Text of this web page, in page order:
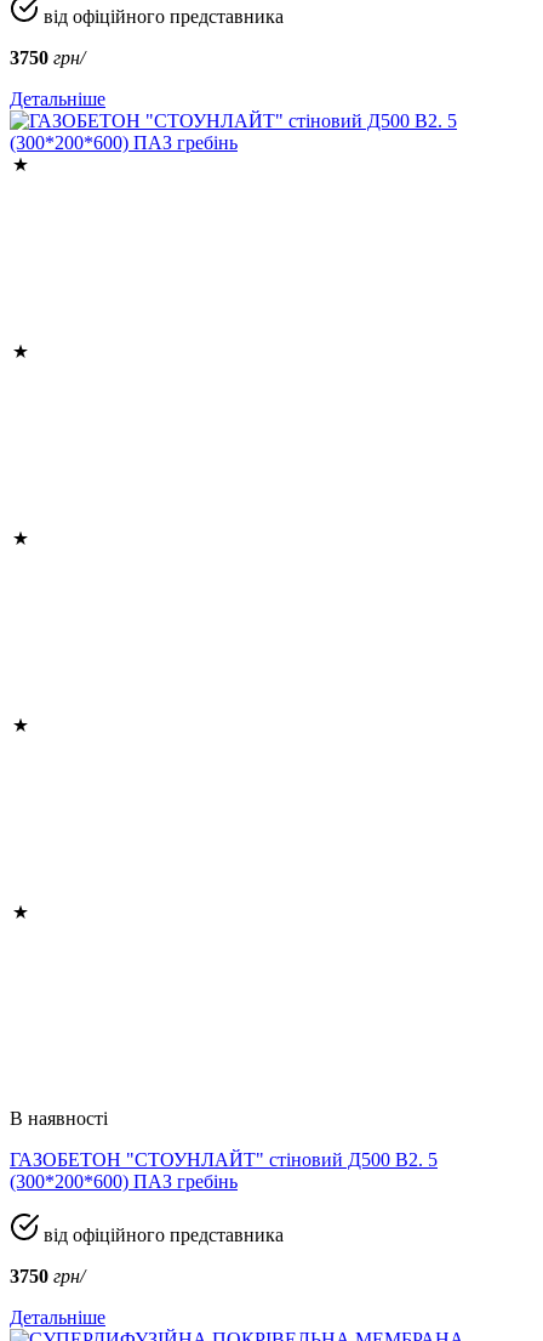
від офіційного представника
3750 грн/
Детальніше
В наявності
ГАЗОБЕТОН "СТОУНЛАЙТ" стіновий Д500 В2. 5
(300*200*600) ПАЗ гребінь
від офіційного представника
3750 грн/
Детальніше